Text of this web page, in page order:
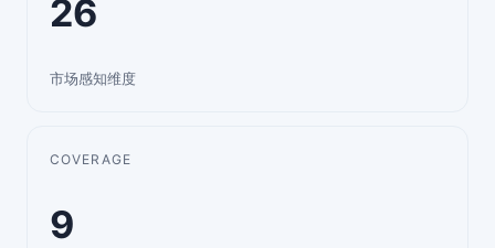
26
市场感知维度
COVERAGE
9